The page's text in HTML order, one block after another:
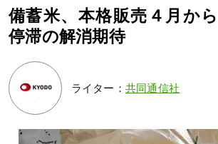
備蓄米、本格販売４月か
停滞の解消期待
ライター： 共同通信社